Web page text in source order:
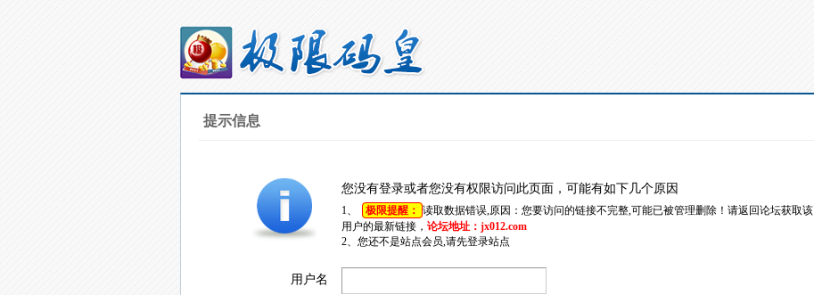
提示信息
您没有登录或者您没有权限访问此页面，可能有如下几个原因
1、 极限提醒： 读取数据错误,原因：您要访问的链接不完整,可能已被管理删除！请返回论坛获取该
用户的最新链接， 论坛地址：jx012.com
2、您还不是站点会员,请先登录站点
用户名